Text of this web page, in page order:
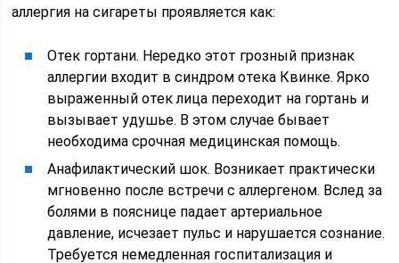
аллергия на сигареты проявляется как:
Отек гортани. Нередко этот грозный признак
аллергии входит в синдром отека Квинке. Ярко
выраженный отек лица переходит на гортань и
вызывает удушье. В этом случае бывает
необходима срочная медицинская помощь.
Анафилактический шок. Возникает практически
мгновенно после встречи с аллергеном. Вслед за
болями в пояснице падает артериальное
давление, исчезает пульс и нарушается сознание.
Требуется немедленная госпитализация и